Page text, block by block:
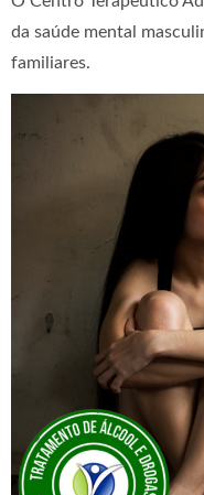
da saúde mental
familiares.